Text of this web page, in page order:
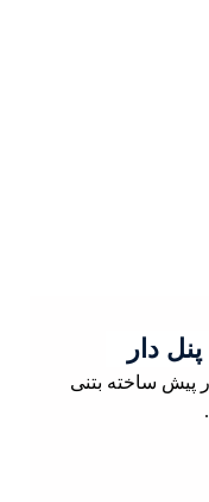
دار
پیش ساخته بتنی